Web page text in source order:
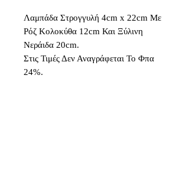
Λαμπάδα Στρογγυλή 4cm x 22cm Με
Ρόζ Κολοκύθα 12cm Και Ξύλινη
Νεράιδα 20cm.
Στις Τιμές Δεν Αναγράφεται Το Φπα
24%.